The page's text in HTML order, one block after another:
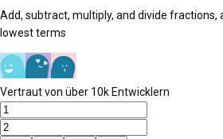
Add, subtract, multiply, and divide fractions,
lowest terms
Vertraut von über 10k Entwicklern